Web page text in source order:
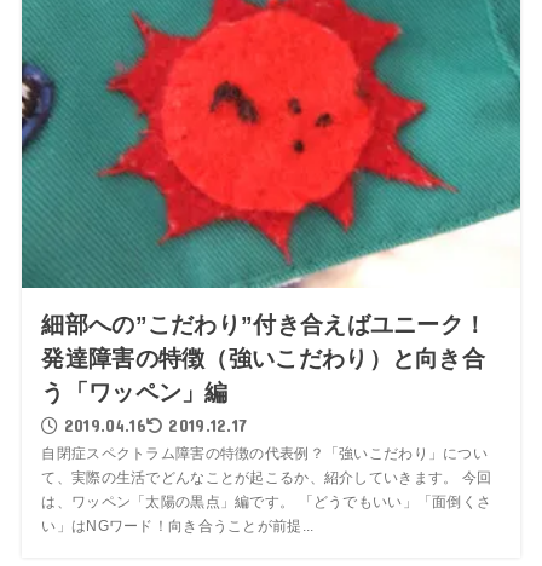
細部への”こだわり”付き合えばユニーク！
発達障害の特徴（強いこだわり）と向き合
う「ワッペン」編
2019.04.16 2019.12.17
自閉症スペクトラム障害の特徴の代表例？「強いこだわり」につい
て、実際の生活でどんなことが起こるか、紹介していきます。 今回
は、ワッペン「太陽の黒点」編です。 「どうでもいい」「面倒くさ
い」はNGワード！向き合うことが前提...